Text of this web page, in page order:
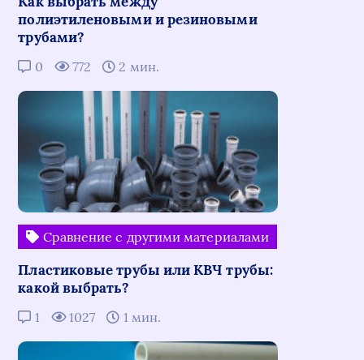
полиэтиленовыми и резиновыми
трубами?
0 772 2 мин.
Сравнение с другими материалами
Пластиковые трубы или КВЧ трубы:
какой выбрать?
1 1027 1 мин.